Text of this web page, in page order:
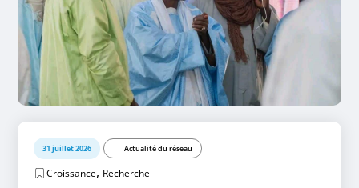
31 juillet 2026 Actualité du réseau
Croissance, Recherche